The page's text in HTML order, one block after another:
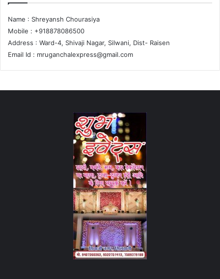
Name : Shreyansh Chourasiya
Mobile : +918878086500
Address : Ward-4, Shivaji Nagar, Silwani, Dist- Raisen
Email Id : mruganchalexpress@gmail.com